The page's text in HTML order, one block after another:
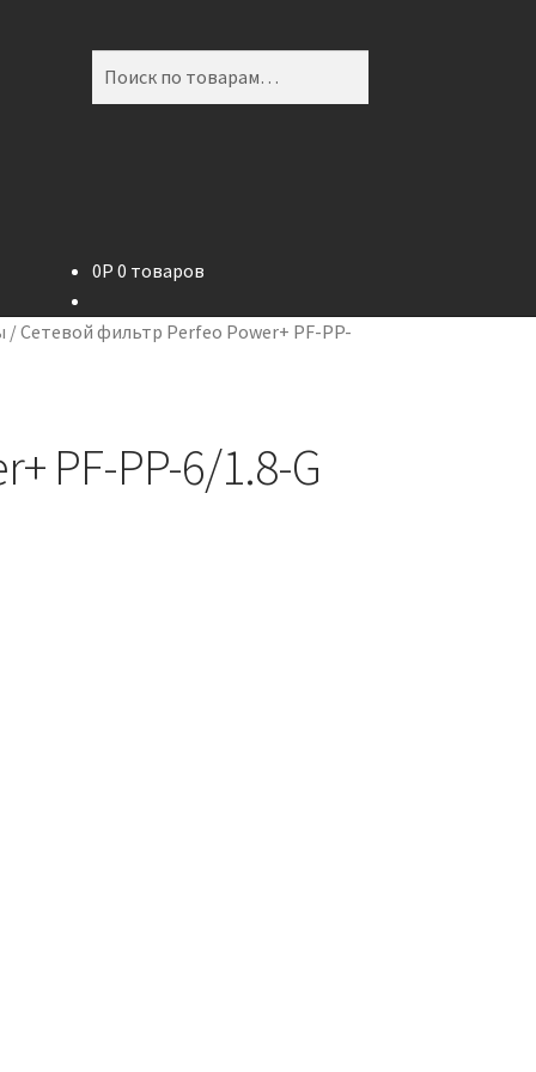
0P 0 товаров
/Сетевой фильтр Perfeo Power+ PF-PP-
PF-PP-6/1.8-G